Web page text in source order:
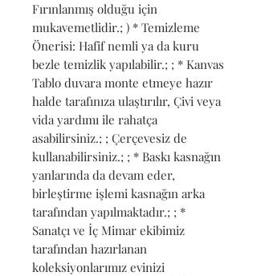
Fırınlanmış olduğu için
mukavemetlidir.; ) * Temizleme
Önerisi: Hafif nemli ya da kuru
bezle temizlik yapılabilir.; ; * Kanvas
Tablo duvara monte etmeye hazır
halde tarafınıza ulaştırılır, Çivi veya
vida yardımı ile rahatça
asabilirsiniz.; ; Çerçevesiz de
kullanabilirsiniz.; ; * Baskı kasnağın
yanlarında da devam eder,
birleştirme işlemi kasnağın arka
tarafından yapılmaktadır.; ; *
Sanatçı ve İç Mimar ekibimiz
tarafından hazırlanan
koleksiyonlarımız evinizi